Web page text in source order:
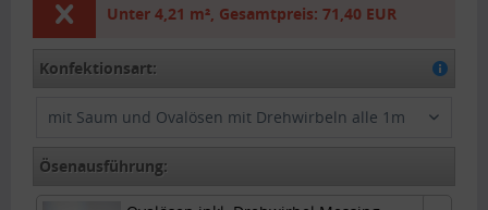
Unter4,21 m² Gesamtpreis: 71,40 EUR
Konfektionsart:
mit Saum und Ovalösen mit Drehwirbeln alle 1m
Ösenausführung: